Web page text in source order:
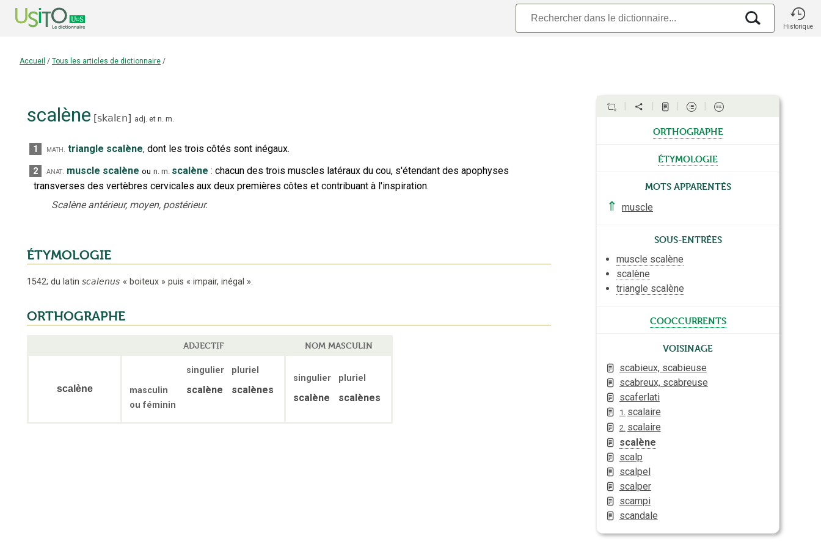
Historique
Accueil / Tous les articles de dictionnaire /
scalène [skalɛn] adj. et n. m.
1 math. triangle scalène, dont les trois côtés sont inégaux.
2 anat. muscle scalène ou n. m. scalène : chacun des trois muscles latéraux du cou, s'étendant des apophyses
transverses des vertèbres cervicales aux deux premières côtes et contribuant à l'inspiration.
Scalène antérieur, moyen, postérieur.
ÉTYMOLOGIE
1542; du latin scalenus « boiteux » puis « impair, inégal ».
ORTHOGRAPHE
ADJECTIF NOM MASCULIN
scalène
singulier
pluriel
masculin
ou féminin
scalène scalènes
singulier pluriel
scalène scalènes
orthographe
étymologie
Mots apparentés
⇑
muscle
Sous-entrées
muscle scalène
scalène
triangle scalène
cooccurrents
Voisinage
scabieux, scabieuse
scabreux, scabreuse
scaferlati
1. scalaire
2. scalaire
scalène
scalp
scalpel
scalper
scampi
scandale